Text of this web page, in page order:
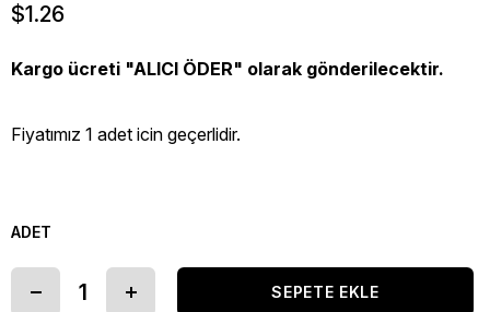
$1.26
Kargo ücreti "ALICI ÖDER" olarak gönderilecektir.
Fiyatımız 1 adet icin geçerlidir.
ADET